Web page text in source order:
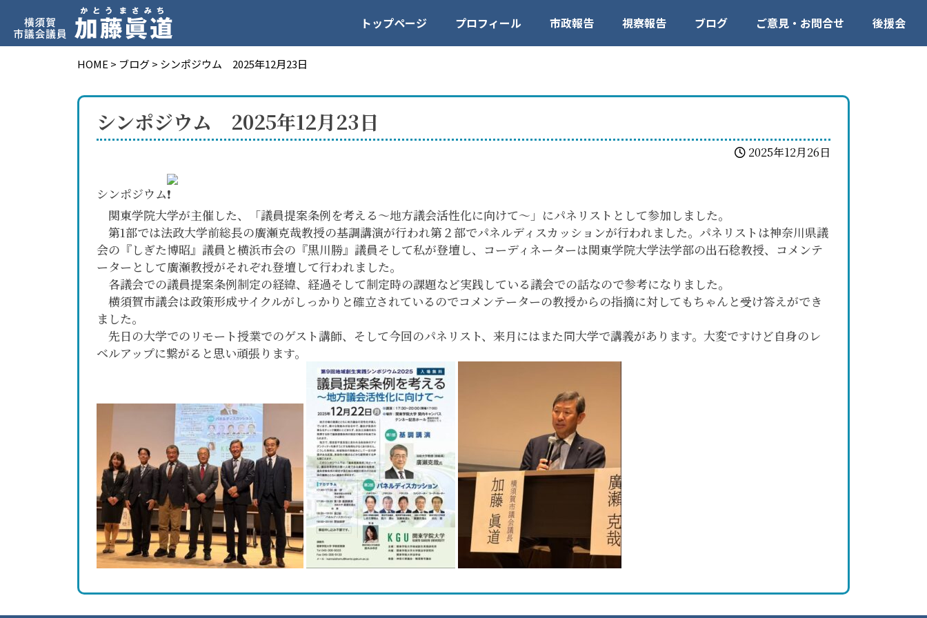
トップページ プロフィール 市政報告 視察報告 ブログ ご意見・お問合せ 後援会
HOME > ブログ> シンポジウム 2025年12月23日
シンポジウム 2025年12月23日
2025年12月26日
シンポジウム
関東学院大学が主催した、「議員提案条例を考える～地方議会活性化に向けて～」にパネリストとして参加しました。
第1部では法政大学前総長の廣瀬克哉教授の基調講演が行われ第２部でパネルディスカッションが行われました。パネリストは神奈川県議
会の『しぎた博昭』議員と横浜市会の『黒川勝』議員そして私が登壇し、コーディネーターは関東学院大学法学部の出石稔教授、コメンテ
ーターとして廣瀬教授がそれぞれ登壇して行われました。
各議会での議員提案条例制定の経緯、経過そして制定時の課題など実践している議会での話なので参考になりました。
横須賀市議会は政策形成サイクルがしっかりと確立されているのでコメンテーターの教授からの指摘に対してもちゃんと受け答えができ
ました。
先日の大学でのリモート授業でのゲスト講師、そして今回のパネリスト、来月にはまた同大学で講義があります。大変ですけど自身のレ
ベルアップに繋がると思い頑張ります。